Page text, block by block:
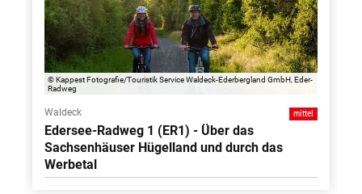
© Kappest Fotografie/Touristik Service Waldeck-Ederbergland GmbH, Eder-
Radweg
Waldeck mittel
Edersee-Radweg 1 (ER1) - Über das
Sachsenhäuser Hügelland und durch das
Werbetal